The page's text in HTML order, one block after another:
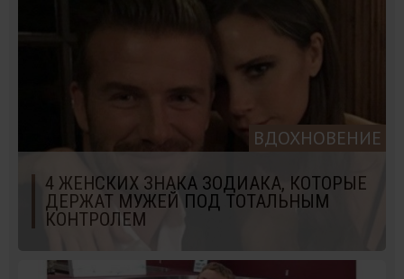
ВДОХНОВЕНИЕ
4 ЖЕНСКИХ ЗНАКА ЗОДИАКА, КОТОРЫЕ
ДЕРЖАТ МУЖЕЙ ПОД ТОТАЛЬНЫМ
КОНТРОЛЕМ